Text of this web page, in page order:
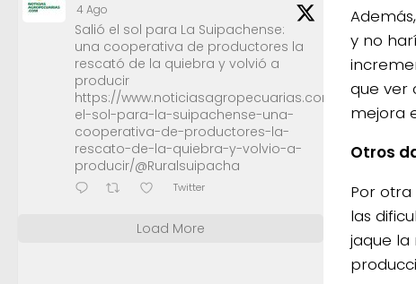
y no
que ver
mejora
Otros
Por
las
jaque la
4 Ago
Salió el sol para La Suipachense:
una cooperativa de productores la
rescató de la quiebra y volvió a
producir
https://www.noticiasagropecuarias.com/2026/08/
el-sol-para-la-suipachense-una-
cooperativa-de-productores-la-
rescato-de-la-quiebra-y-volvio-a-
producir/@Ruralsuipacha
Twitter
Load More